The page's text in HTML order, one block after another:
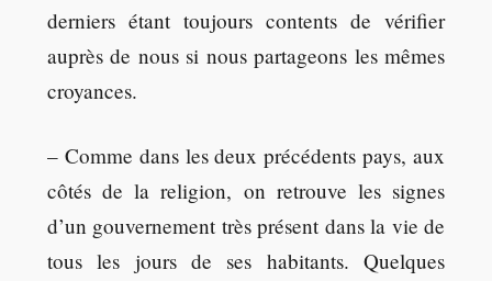
derniers étant toujours contents de vérifier
auprès de nous si nous partageons les mêmes
croyances.
– Comme dans les deux précédents pays, aux
côtés de la religion, on retrouve les signes
d’un gouvernement très présent dans la vie de
tous les jours de ses habitants. Quelques